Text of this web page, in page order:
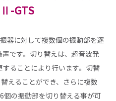
GTS
器に対して複数個の振動部を逐
です。切り替えは、超音波発
ることにより行います。切替
えることができ、さらに複数
の振動部を切り替える事が可